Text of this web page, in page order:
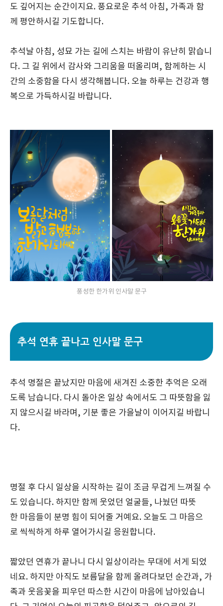
도 깊어지는 순간이지요. 풍요로운 추석 아침, 가족과 함
께 평안하시길 기도합니다.
추석날 아침, 성묘 가는 길에 스치는 바람이 유난히 맑습니
다. 그 길 위에서 감사와 그리움을 떠올리며, 함께하는 시
간의 소중함을 다시 생각해봅니다. 오늘 하루는 건강과 행
복으로 가득하시길 바랍니다.
풍성한 한가위 인사말 문구
추석 연휴 끝나고 인사말 문구
추석 명절은 끝났지만 마음에 새겨진 소중한 추억은 오래
도록 남습니다. 다시 돌아온 일상 속에서도 그 따뜻함을 잃
지 않으시길 바라며, 기분 좋은 가을날이 이어지길 바랍니
다.
명절 후 다시 일상을 시작하는 길이 조금 무겁게 느껴질 수
도 있습니다. 하지만 함께 웃었던 얼굴들, 나눴던 따뜻
한 마음들이 분명 힘이 되어줄 거예요. 오늘도 그 마음으
로 씩씩하게 하루 열어가시길 응원합니다.
짧았던 연휴가 끝나니 다시 일상이라는 무대에 서게 되었
네요. 하지만 아직도 보름달을 함께 올려다보던 순간과, 가
족과 웃음꽃을 피우던 따스한 시간이 마음에 남아있습니